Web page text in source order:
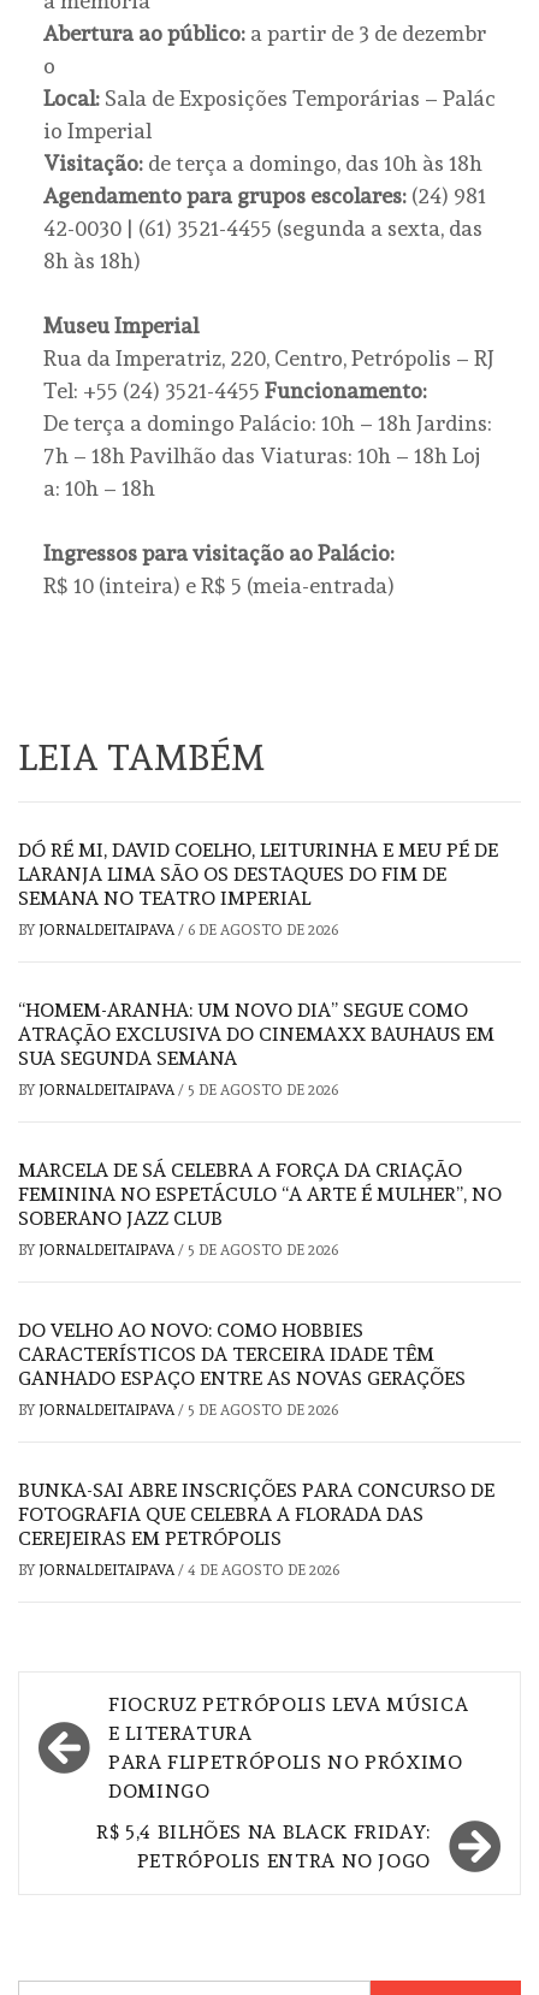
Abertura ao público: a partir de 3 de dezembr
o
Local: Sala de Exposições Temporárias – Palác
io Imperial
Visitação: de terça a domingo, das 10h às 18h
Agendamento para grupos escolares: (24) 981
42-0030 | (61) 3521-4455 (segunda a sexta, das
8h às 18h)
Museu Imperial
Rua da Imperatriz, 220, Centro, Petrópolis – RJ
Tel: +55 (24) 3521-4455 Funcionamento:
De terça a domingo Palácio: 10h – 18h Jardins:
7h – 18h Pavilhão das Viaturas: 10h – 18h Loj
a: 10h – 18h
Ingressos para visitação ao Palácio:
R$ 10 (inteira) e R$ 5 (meia-entrada)
LEIA TAMBÉM
DÓ RÉ MI, DAVID COELHO, LEITURINHA E MEU PÉ DE
LARANJA LIMA SÃO OS DESTAQUES DO FIM DE
SEMANA NO TEATRO IMPERIAL
BY JORNALDEITAIPAVA/ 6 DE AGOSTO DE 2026
“HOMEM-ARANHA: UM NOVO DIA” SEGUE COMO
ATRAÇÃO EXCLUSIVA DO CINEMAXX BAUHAUS EM
SUA SEGUNDA SEMANA
BY JORNALDEITAIPAVA/ 5 DE AGOSTO DE 2026
MARCELA DE SÁ CELEBRA A FORÇA DA CRIAÇÃO
FEMININA NO ESPETÁCULO “A ARTE É MULHER”, NO
SOBERANO JAZZ CLUB
BY JORNALDEITAIPAVA/ 5 DE AGOSTO DE 2026
DO VELHO AO NOVO: COMO HOBBIES
CARACTERÍSTICOS DA TERCEIRA IDADE TÊM
GANHADO ESPAÇO ENTRE AS NOVAS GERAÇÕES
BY JORNALDEITAIPAVA/ 5 DE AGOSTO DE 2026
BUNKA-SAI ABRE INSCRIÇÕES PARA CONCURSO DE
FOTOGRAFIA QUE CELEBRA A FLORADA DAS
CEREJEIRAS EM PETRÓPOLIS
BY JORNALDEITAIPAVA/ 4 DE AGOSTO DE 2026
Navegação
de
Post
FIOCRUZ PETRÓPOLIS LEVA MÚSICA
E LITERATURA
PARA FLIPETRÓPOLIS NO PRÓXIMO
DOMINGO
R$ 5,4 BILHÕES NA BLACK FRIDAY:
PETRÓPOLIS ENTRA NO JOGO